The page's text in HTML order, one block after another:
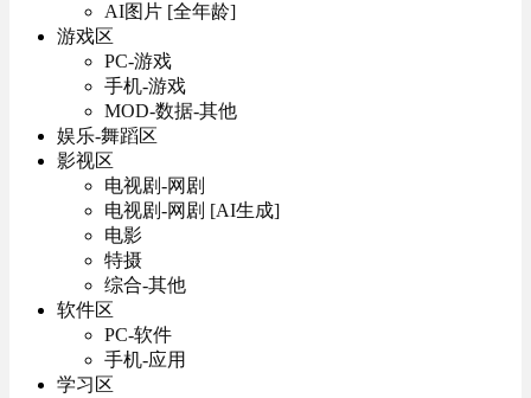
AI图片 [全年龄]
游戏区
PC-游戏
手机-游戏
MOD-数据-其他
娱乐-舞蹈区
影视区
电视剧-网剧
电视剧-网剧 [AI生成]
电影
特摄
综合-其他
软件区
PC-软件
手机-应用
学习区